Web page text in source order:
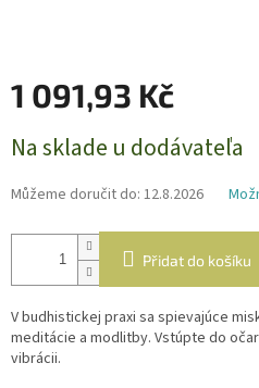
1 091,93 Kč
cena:
Na sklade u dodávateľa
Můžeme doručit do: 12.8.2026
Přidat do košíku
V budhistickej praxi sa spievajúce
meditácie a modlitby. Vstúpte do
vibrácii.